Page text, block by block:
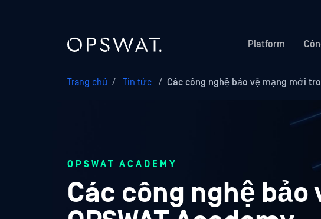
Platform
Trang chủ / Tin tức / Các công nghệ bảo vệ mạng mới
OPSWAT ACADEMY
Các công nghệ